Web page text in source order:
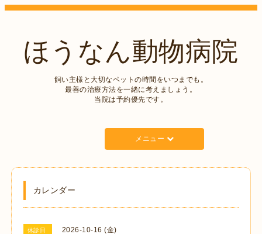
ほうなん動物病院
飼い主様と大切なペットの時間をいつまでも。
最善の治療方法を一緒に考えましょう。
当院は予約優先です。
メニュー
カレンダー
休診日 2026-10-16 (金)